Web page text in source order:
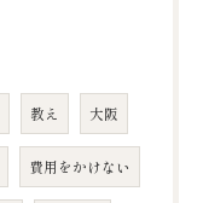
教え 大阪
費用をかけない